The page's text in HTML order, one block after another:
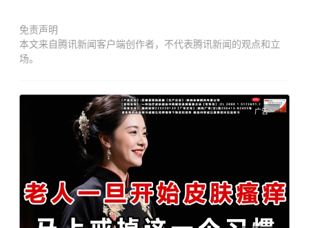
免责声明
本文来自腾讯新闻客户端创作者，不代表腾讯新闻的观点和立
场。
广告